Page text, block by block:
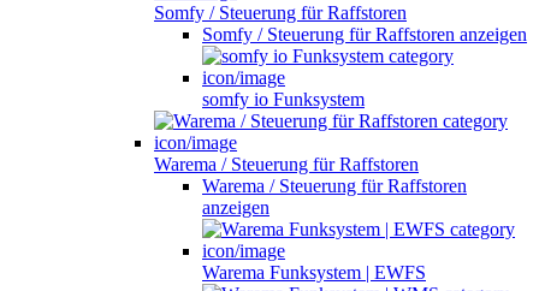
Somfy / Steuerung für Raffstoren
Somfy / Steuerung für Raffstoren anzeigen
somfy io Funksystem
Warema / Steuerung für Raffstoren
Warema / Steuerung für Raffstoren
anzeigen
Warema Funksystem | EWFS